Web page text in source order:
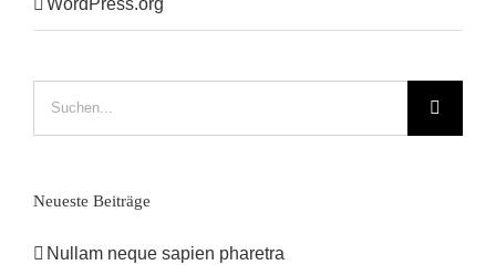
Neueste Beiträge
Nullam neque sapien pharetra